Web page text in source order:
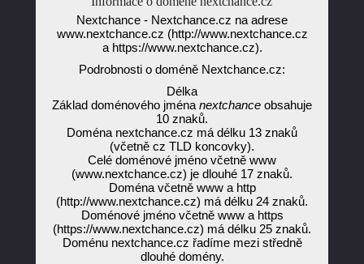
Nextchance - Nextchance.cz na adrese
www.nextchance.cz (http://www.nextchance.cz
a https://www.nextchance.cz).
Podrobnosti o doméně Nextchance.cz:
Délka
Základ doménového jména nextchance obsahuje
10 znaků.
Doména nextchance.cz má délku 13 znaků
(včetně cz TLD koncovky).
Celé doménové jméno včetně www
(www.nextchance.cz) je dlouhé 17 znaků.
Doména včetně www a http
(http://www.nextchance.cz) má délku 24 znaků.
Doménové jméno včetně www a https
(https://www.nextchance.cz) má délku 25 znaků.
Doménu nextchance.cz řadíme mezi středně
dlouhé domény.